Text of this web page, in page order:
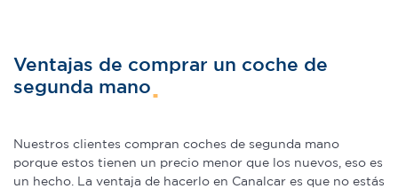
Ventajas de comprar un coche de
segunda mano
Nuestros clientes compran coches de segunda mano
porque estos tienen un precio menor que los nuevos, eso es
un hecho. La ventaja de hacerlo en Canalcar es que no estás